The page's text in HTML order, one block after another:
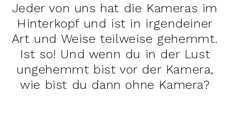
Jeder von uns hat die Kameras im
Hinterkopf und ist in irgendeiner
Art und Weise teilweise gehemmt.
Ist so! Und wenn du in der Lust
ungehemmt bist vor der Kamera,
wie bist du dann ohne Kamera?